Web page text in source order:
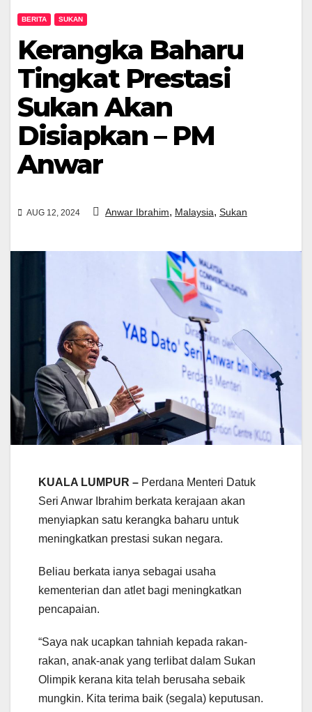
BERITA SUKAN
Kerangka Baharu
Tingkat Prestasi
Sukan Akan
Disiapkan – PM
Anwar
AUG 12, 2024 Anwar Ibrahim, Malaysia, Sukan
KUALA LUMPUR – Perdana Menteri Datuk
Seri Anwar Ibrahim berkata kerajaan akan
menyiapkan satu kerangka baharu untuk
meningkatkan prestasi sukan negara.
Beliau berkata ianya sebagai usaha
kementerian dan atlet bagi meningkatkan
pencapaian.
“Saya nak ucapkan tahniah kepada rakan-
rakan, anak-anak yang terlibat dalam Sukan
Olimpik kerana kita telah berusaha sebaik
mungkin. Kita terima baik (segala) keputusan.